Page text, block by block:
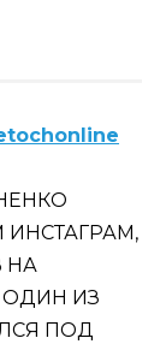
НА
ИЗ
ПОД